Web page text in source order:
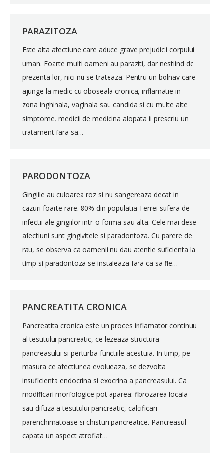
PARAZITOZA
Este alta afectiune care aduce grave prejudicii corpului
uman. Foarte multi oameni au paraziti, dar nestiind de
prezenta lor, nici nu se trateaza. Pentru un bolnav care
ajunge la medic cu oboseala cronica, inflamatie in
zona inghinala, vaginala sau candida si cu multe alte
simptome, medicii de medicina alopata ii prescriu un
tratament fara sa…
PARODONTOZA
Gingiile au culoarea roz si nu sangereaza decat in
cazuri foarte rare. 80% din populatia Terrei sufera de
infectii ale gingiilor intr-o forma sau alta. Cele mai dese
afectiuni sunt gingivitele si paradontoza. Cu parere de
rau, se observa ca oamenii nu dau atentie suficienta la
timp si paradontoza se instaleaza fara ca sa fie…
PANCREATITA CRONICA
Pancreatita cronica este un proces inflamator continuu
al tesutului pancreatic, ce lezeaza structura
pancreasului si perturba functiile acestuia. In timp, pe
masura ce afectiunea evolueaza, se dezvolta
insuficienta endocrina si exocrina a pancreasului. Ca
modificari morfologice pot aparea: fibrozarea locala
sau difuza a tesutului pancreatic, calcificari
parenchimatoase si chisturi pancreatice. Pancreasul
capata un aspect atrofiat…